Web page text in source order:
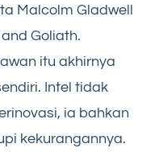
Malcolm Gladwell
Goliath.
itu akhirnya
Intel tidak
ia bahkan
kekurangannya.